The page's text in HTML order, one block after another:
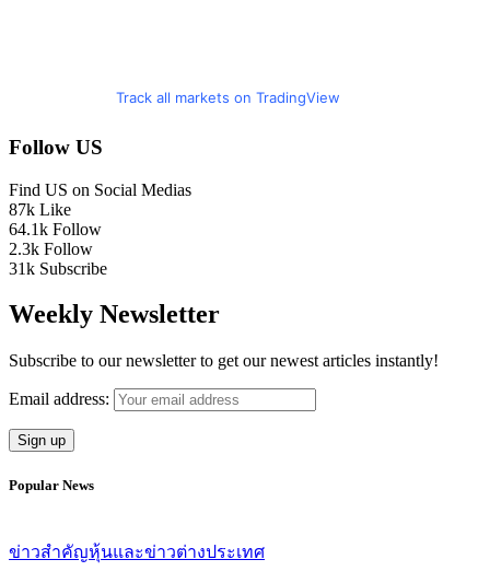
Track all markets on TradingView
Follow US
Find US on Social Medias
87k Like
64.1k Follow
2.3k Follow
31k Subscribe
Weekly Newsletter
Subscribe to our newsletter to get our newest articles instantly!
Email address:
Popular News
ข่าวสำคัญหุ้นและข่าวต่างประเทศ